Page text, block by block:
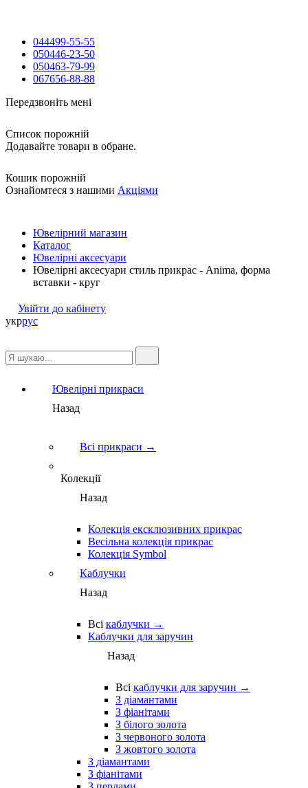
044499-55-55
050446-23-50
050463-79-99
067656-88-88
Передзвоніть мені
Список порожній
Додавайте товари в обране.
Кошик порожній
Ознайомтеся з нашими Акціями
Ювелірний магазин
Каталог
Ювелірні аксесуари
Ювелірні аксесуари стиль прикрас - Anima, форма
вставки - круг
Увійти до кабінету
укррус
Ювелірні прикраси
Назад
Всі прикраси →
Колекції
Назад
Колекція ексклюзивних прикрас
Весільна колекція прикрас
Колекція Symbol
Каблучки
Назад
Всі каблучки →
Каблучки для заручин
Назад
Всі каблучки для заручин →
З діамантами
З фіанітами
З білого золота
З червоного золота
З жовтого золота
З діамантами
З фіанітами